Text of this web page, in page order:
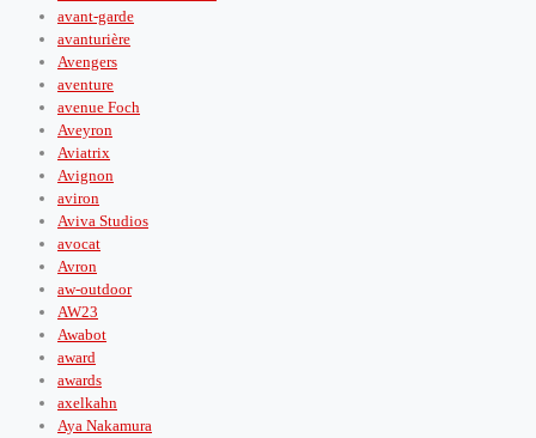
avant-garde
avanturière
Avengers
aventure
avenue Foch
Aveyron
Aviatrix
Avignon
aviron
Aviva Studios
avocat
Avron
aw-outdoor
AW23
Awabot
award
awards
axelkahn
Aya Nakamura